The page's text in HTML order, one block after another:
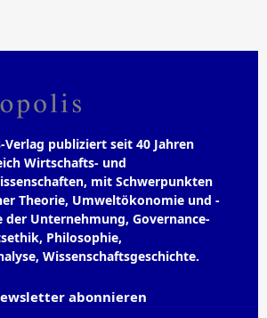
publiziert seit 40 Jahren
Wirtschafts- und
mit Schwerpunkten
Theorie, Umweltökonomie und -
der Unternehmung, Governance-
Philosophie,
Wissenschaftsgeschichte.
abonnieren